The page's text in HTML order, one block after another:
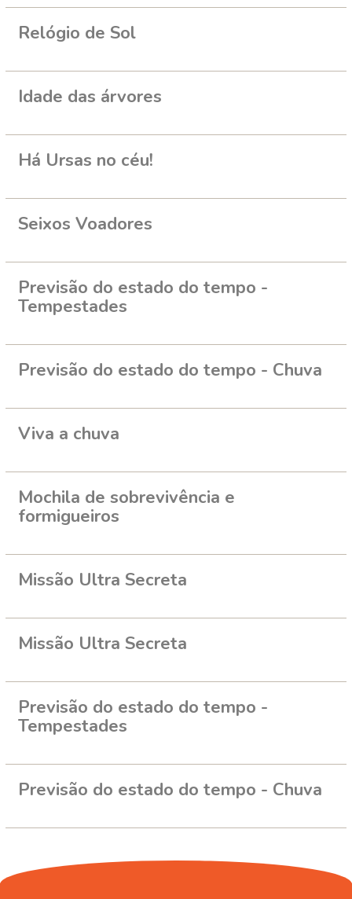
Relógio de Sol
Idade das árvores
Há Ursas no céu!
Seixos Voadores
Previsão do estado do tempo -
Tempestades
Previsão do estado do tempo - Chuva
Viva a chuva
Mochila de sobrevivência e
formigueiros
Missão Ultra Secreta
Missão Ultra Secreta
Previsão do estado do tempo -
Tempestades
Previsão do estado do tempo - Chuva